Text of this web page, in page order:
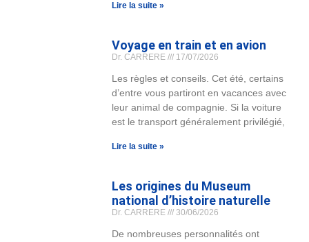
Lire la suite »
Voyage en train et en avion
Dr. CARRERE 17/07/2026
Les règles et conseils. Cet été, certains
d’entre vous partiront en vacances avec
leur animal de compagnie. Si la voiture
est le transport généralement privilégié,
Lire la suite »
Les origines du Museum
national d’histoire naturelle
Dr. CARRERE 30/06/2026
De nombreuses personnalités ont